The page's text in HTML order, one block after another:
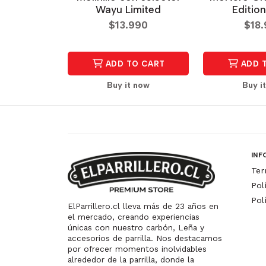
Wayu Limited
$13.990
ADD TO CART
Buy it now
ADD
Buy
ElParrillero.cl lleva más de 23 años en
el mercado, creando experiencias
únicas con nuestro carbón, Leña y
accesorios de parrilla. Nos destacamos
por ofrecer momentos inolvidables
alrededor de la parrilla, donde la